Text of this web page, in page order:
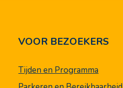
VOOR BEZOEKERS
Tijden en Programma